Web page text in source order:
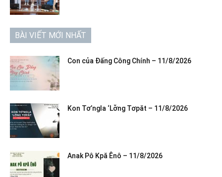
BÀI VIẾT MỚI NHẤT
Con của Đấng Công Chính – 11/8/2026
Kon Tơ’ngla ‘Lơ̆ng Tơpăt – 11/8/2026
Anak Pô Kpă Ênô – 11/8/2026